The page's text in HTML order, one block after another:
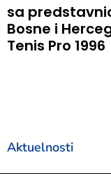
sa
Bosne i
Tenis Pro 1996
Aktuelnosti